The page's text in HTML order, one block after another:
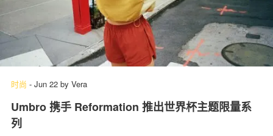
时尚 - Jun 22 by Vera
Umbro 携手 Reformation 推出世界杯主题限量系
列